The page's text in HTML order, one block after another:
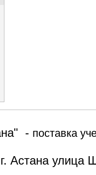
- поставка
Астана